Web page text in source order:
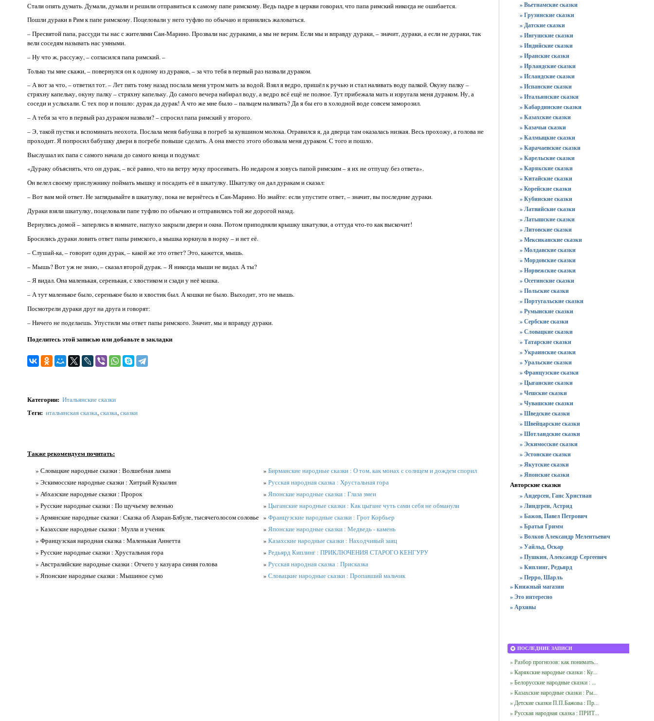
Стали опять думать. Думали, думали и решили отправиться к самому папе римскому. Ведь падре в церкви говорил, что папа римский никогда не ошибается.
Пошли дураки в Рим к папе римскому. Поцеловали у него туфлю по обычаю и принялись жаловаться.
– Пресвятой папа, рассуди ты нас с жителями Сан-Марино. Прозвали нас дураками, а мы не верим. Если мы и вправду дураки, – значит, дураки, а если не дураки, так
вели соседям называть нас умными.
– Ну что ж, рассужу, – согласился папа римский. –
Только ты мне скажи, – повернулся он к одному из дураков, – за что тебя в первый раз назвали дураком.
– А вот за что, – ответил тот. – Лет пять тому назад послала меня утром мать за водой. Взял я ведро, пришёл к ручью и стал наливать воду палкой. Окуну палку –
стряхну капельку, окуну палку – стряхну капельку. До самого вечера набирал воду, а ведро всё ещё не полное. Тут прибежала мать и изругала меня дураком. Ну, а
соседи и услыхали. С тех пор и пошло: дурак да дурак! А что же мне было – пальцем наливать? Да я бы его в холодной воде совсем заморозил.
– А тебя за что в первый раз дураком назвали? – спросил папа римский у второго.
– Э, такой пустяк и вспоминать неохота. Послала меня бабушка в погреб за кувшином молока. Отравился я, да дверца там оказалась низкая. Весь прохожу, а голова не
проходит. Я попросил бабушку двери в погребе повыше сделать. А она вместо этого обозвала меня дураком. С того и пошло.
Выслушал их папа с самого начала до самого конца и подумал:
«Дураку объяснять, что он дурак, – всё равно, что на ветру муку просеивать. Но недаром я зовусь папой римским – я их не отпущу без ответа».
Он велел своему прислужнику поймать мышку и посадить её в шкатулку. Шкатулку он дал дуракам и сказал:
– Вот вам мой ответ. Не заглядывайте в шкатулку, пока не вернётесь в Сан-Марино. Но знайте: если упустите ответ, – значит, вы последние дураки.
Дураки взяли шкатулку, поцеловали папе туфлю по обычаю и отправились той же дорогой назад.
Вернулись домой – заперлись в комнате, наглухо закрыли двери и окна. Потом приподняли крышку шкатулки, а оттуда что-то как выскочит!
Бросились дураки ловить ответ папы римского, а мышка юркнула в норку – и нет её.
– Слушай-ка, – говорит один дурак, – какой же это ответ? Это, кажется, мышь.
– Мышь? Вот уж не знаю, – сказал второй дурак. – Я никогда мыши не видал. А ты?
– Я видал. Она маленькая, серенькая, с хвостиком и сзади у неё кошка.
– А тут маленькое было, серенькое было и хвостик был. А кошки не было. Выходит, это не мышь.
Посмотрели дураки друг на друга и говорят:
– Ничего не поделаешь. Упустили мы ответ папы римского. Значит, мы и вправду дураки.
Поделитесь этой записью или добавьте в закладки
Категории: Итальянские сказки
Теги: итальянская сказка,сказка,сказки
Также рекомендуем почитать:
» Словацкие народные сказки : Волшебная лампа
» Эскимосские народные сказки : Хитрый Кукылин
» Абхазские народные сказки : Пророк
» Русские народные сказки : По щучьему веленью
» Армянские народные сказки : Сказка об Азаран-Блбуле, тысячеголосом соловье
» Казахские народные сказки : Мулла и ученик
» Французская народная сказка : Маленькая Аннетта
» Русские народные сказки : Хрустальная гора
» Австралийские народные сказки : Отчего у казуара синяя голова
» Японские народные сказки : Мышиное сумо
» Бирманские народные сказки : О том, как монах с солнцем и дождем спорил
» Русская народная сказка : Хрустальная гора
» Японские народные сказки : Глаза змеи
» Цыганские народные сказки : Как цыгане чуть сами себя не обманули
» Французские народные сказки : Грот Корбьер
» Японские народные сказки : Медведь - камень
» Казахские народные сказки : Находчивый заяц
» Редьярд Киплинг : ПРИКЛЮЧЕНИЯ СТАРОГО КЕНГУРУ
» Русская народная сказка : Присказка
» Словацкие народные сказки : Пропавший мальчик
» Вьетнамские сказки
» Грузинские сказки
» Датские сказки
» Ингушские сказки
» Индийские сказки
» Иранские сказки
» Ирландские сказки
» Исландские сказки
» Испанские сказки
» Итальянские сказки
» Кабардинские сказки
» Казахские сказки
» Казачьи сказки
» Калмыцкие сказки
» Карачаевские сказки
» Карельские сказки
» Карякские сказки
» Китайские сказки
» Корейские сказки
» Кубинские сказки
» Латвийские сказки
» Латышские сказки
» Литовские сказки
» Мексиканские сказки
» Молдавские сказки
» Мордовские сказки
» Норвежские сказки
» Осетинские сказки
» Польские сказки
» Португальские сказки
» Румынские сказки
» Сербские сказки
» Словацкие сказки
» Татарские сказки
» Украинские сказки
» Уральские сказки
» Французские сказки
» Цыганские сказки
» Чешские сказки
» Чувашские сказки
» Шведские сказки
» Швейцарские сказки
» Шотландские сказки
» Эскимосские сказки
» Эстонские сказки
» Якутские сказки
» Японские сказки
Авторские сказки
» Андерсен, Ганс Христиан
» Линдгрен, Астрид
» Бажов, Павел Петрович
» Братья Гримм
» Волков Александр Мелентьевич
» Уайльд, Оскар
» Пушкин, Александр Сергеевич
» Киплинг, Редьярд
» Перро, Шарль
» Книжный магазин
» Это интересно
» Архивы
ПОСЛЕДНИЕ ЗАПИСИ
» Разбор прогнозов: как понимать...
» Карякские народные сказки : Ку...
» Белорусские народные сказки : ...
» Казахские народные сказки : Ры...
» Детские сказки П.П.Бажова : Пр...
» Русская народная сказка : ПРИТ...